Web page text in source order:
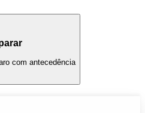
com antecedência